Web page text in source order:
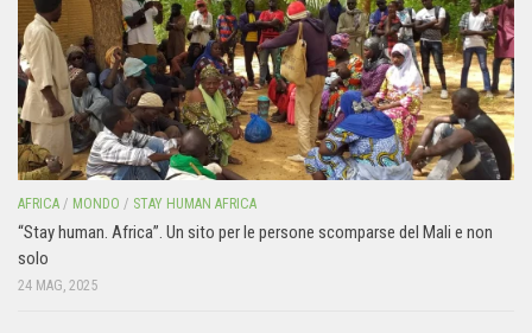
AFRICA / MONDO / STAY HUMAN AFRICA
“Stay human. Africa”. Un sito per le persone scomparse del Mali e non
solo
24 MAG, 2025